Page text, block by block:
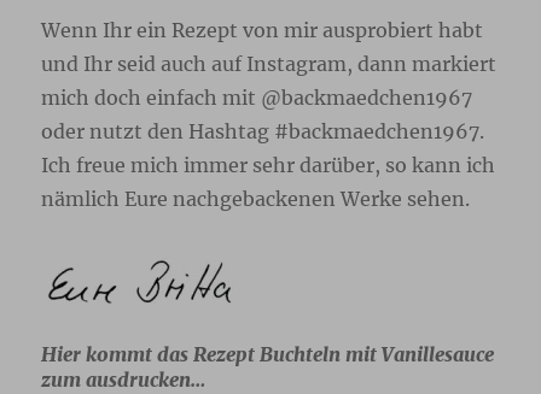
Wenn Ihr ein Rezept von mir ausprobiert habt
und Ihr seid auch auf Instagram, dann markiert
mich doch einfach mit @backmaedchen1967
oder nutzt den Hashtag #backmaedchen1967.
Ich freue mich immer sehr darüber, so kann ich
nämlich Eure nachgebackenen Werke sehen.
Hier kommt das Rezept Buchteln mit Vanillesauce
zum ausdrucken…